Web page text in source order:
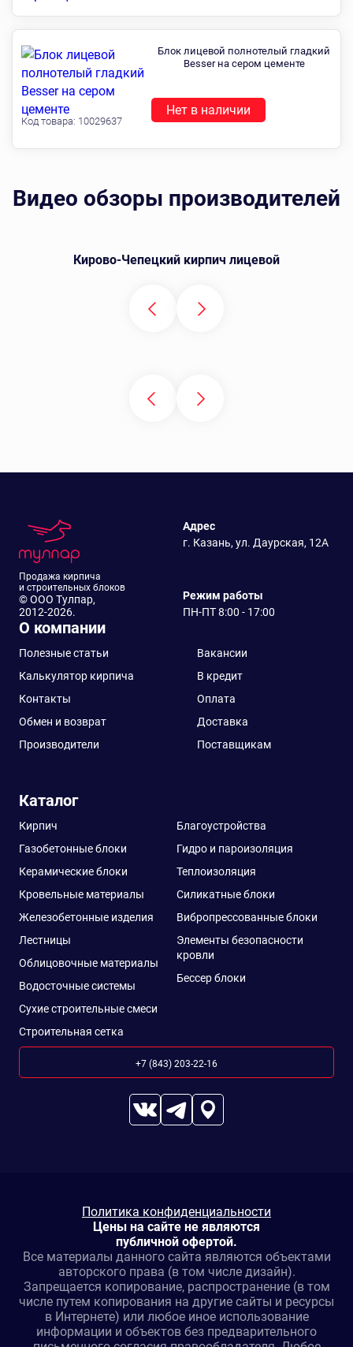
Код товара: 10029637
Блок лицевой полнотелый гладкий
Besser на сером цементе
Нет в наличии
Видео обзоры производителей
Кирово-Чепецкий кирпич лицевой
Продажа кирпича
и строительных блоков
© ООО Тулпар,
2012-2026.
Адрес
г. Казань, ул. Даурская, 12А
Режим работы
ПН-ПТ 8:00 - 17:00
О компании
Полезные статьи
Вакансии
Калькулятор кирпича
В кредит
Контакты
Оплата
Обмен и возврат
Доставка
Производители
Поставщикам
Каталог
Кирпич
Газобетонные блоки
Керамические блоки
Кровельные материалы
Железобетонные изделия
Лестницы
Облицовочные материалы
Водосточные системы
Сухие строительные смеси
Строительная сетка
Благоустройства
Гидро и пароизоляция
Теплоизоляция
Силикатные блоки
Вибропрессованные блоки
Элементы безопасности
кровли
Бессер блоки
+7 (843) 203-22-16
Цены на сайте не являются
публичной офертой.
Все материалы данного сайта являются объектами
авторского права (в том числе дизайн).
Запрещается копирование, распространение (в том
числе путем копирования на другие сайты и ресурсы
в Интернете) или любое иное использование
информации и объектов без предварительного
Политика конфиденциальности